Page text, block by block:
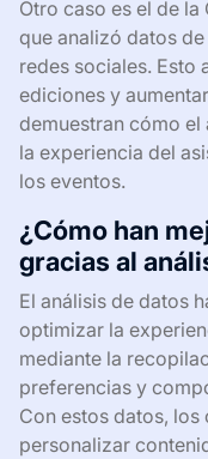
Otro caso es el de
que analizó datos
redes sociales. Esto
ediciones y
demuestran cómo
la experiencia del
los eventos.
¿Cómo han
gracias al
El análisis de datos
optimizar la
mediante la
preferencias y
Con estos datos,
personalizar